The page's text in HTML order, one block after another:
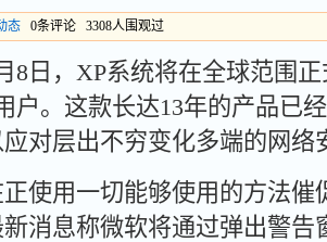
态 0条评论 3308人围观过
，XP系统将在全球范围正
户。这款长达13年的产品已
对层出不穷变化多端的网络
用一切能够使用的方法催
消息称微软将通过弹出警告